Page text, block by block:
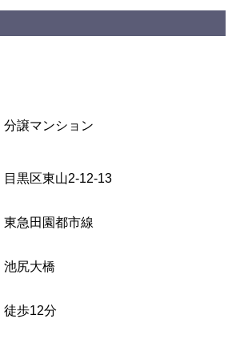
分譲マンション
目黒区東山2-12-13
東急田園都市線
池尻大橋
徒歩12分